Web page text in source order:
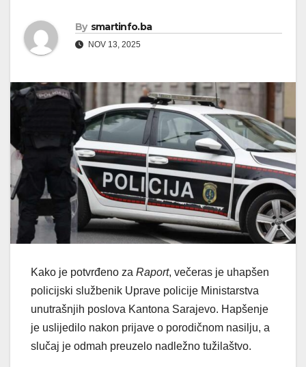
By smartinfo.ba
NOV 13, 2025
Kako je potvrđeno za Raport, večeras je uhapšen
policijski službenik Uprave policije Ministarstva
unutrašnjih poslova Kantona Sarajevo. Hapšenje
je uslijedilo nakon prijave o porodičnom nasilju, a
slučaj je odmah preuzelo nadležno tužilaštvo.